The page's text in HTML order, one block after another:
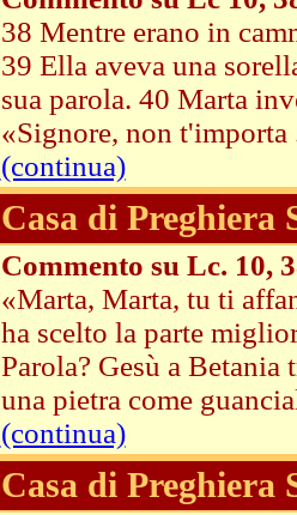
38 Mentre erano in
39 Ella aveva una
sua parola. 40 Marta
«Signore, non t'importa
(continua)
Casa di Preghiera
Commento su Lc. 10,
«Marta, Marta, tu ti
ha scelto la parte
Parola? Gesù a
una pietra come
(continua)
Casa di Preghiera